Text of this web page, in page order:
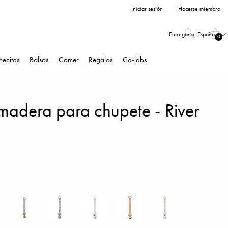
Iniciar sesión Hacerse miembro
Entregar a: España 0
Bolsos Comer Regalos Co-labs
para chupete - River